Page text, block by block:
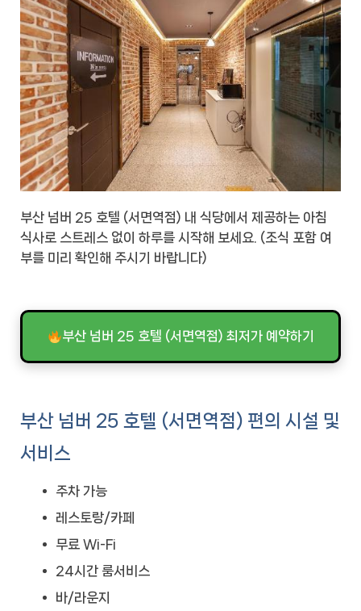
부산 넘버 25 호텔 (서면역점) 내 식당에서 제공하는 아침
식사로 스트레스 없이 하루를 시작해 보세요. (조식 포함 여
부를 미리 확인해 주시기 바랍니다)
부산 넘버 25 호텔 (서면역점) 최저가 예약하기
부산 넘버 25 호텔 (서면역점) 편의 시설 및
서비스
주차 가능
레스토랑/카페
무료 Wi-Fi
24시간 룸서비스
바/라운지